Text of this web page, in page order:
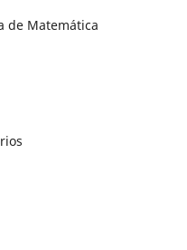
de Matemática